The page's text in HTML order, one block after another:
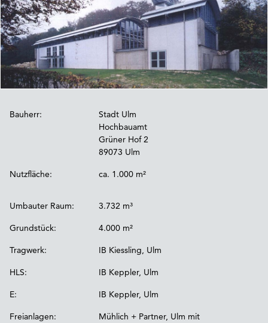
Bauherr:
Stadt Ulm
Hochbauamt
Grüner Hof 2
89073 Ulm
Nutzfläche: ca. 1.000 m²
Umbauter Raum: 3.732 m³
Grundstück: 4.000 m²
Tragwerk: IB Kiessling, Ulm
HLS: IB Keppler, Ulm
E: IB Keppler, Ulm
Freianlagen:
Mühlich + Partner, Ulm mit